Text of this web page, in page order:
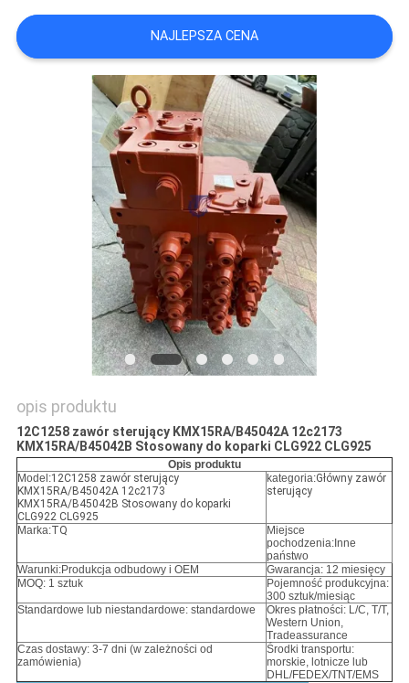
AKTUALNOŚCI
WSZYSTKIE
PRZYPADKI
POPROSIĆ
WYCENĘ
SITEMAP
POLITYKA
PRYWATNOŚCI
NAJLEPSZA CENA
opis produktu
12C1258 zawór sterujący KMX15RA/B45042A 12c2173
KMX15RA/B45042B Stosowany do koparki CLG922 CLG925
Opis produktu
Model:12C1258 zawór sterujący
KMX15RA/B45042A 12c2173
KMX15RA/B45042B Stosowany do koparki
CLG922 CLG925
kategoria:Główny zawór
sterujący
Marka:TQ
Miejsce
pochodzenia:Inne
państwo
Warunki:Produkcja odbudowy i OEM
Gwarancja: 12 miesięcy
MOQ: 1 sztuk
Pojemność produkcyjna:
300 sztuk/miesiąc
Standardowe lub niestandardowe: standardowe
Okres płatności: L/C, T/T,
Western Union,
Tradeassurance
Czas dostawy: 3-7 dni (w zależności od
zamówienia)
Środki transportu:
morskie, lotnicze lub
DHL/FEDEX/TNT/EMS